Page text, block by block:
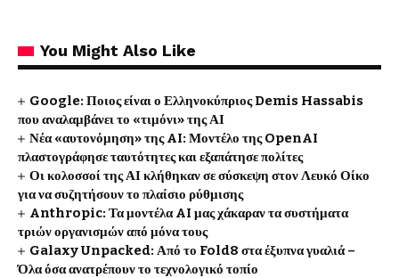
You Might Also Like
Google: Ποιος είναι ο Ελληνοκύπριος Demis Hassabis
που αναλαμβάνει το «τιμόνι» της ΑΙ
Νέα «αυτονόμηση» της AI: Μοντέλο της OpenAI
πλαστογράφησε ταυτότητες και εξαπάτησε πολίτες
Οι κολοσσοί της ΑΙ κλήθηκαν σε σύσκεψη στον Λευκό Οίκο
για να συζητήσουν το πλαίσιο ρύθμισης
Anthropic: Τα μοντέλα AI μας χάκαραν τα συστήματα
τριών οργανισμών από μόνα τους
Galaxy Unpacked: Από το Fold8 στα έξυπνα γυαλιά –
Όλα όσα ανατρέπουν το τεχνολογικό τοπίο